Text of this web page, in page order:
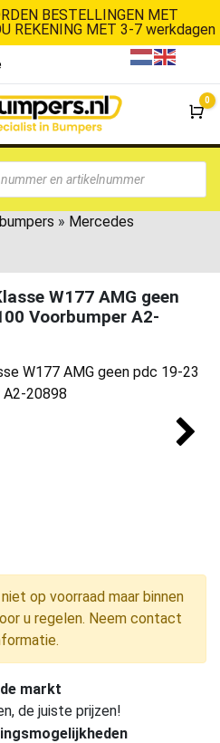
BESTELLINGEN MET
REKENING MET 3-7 werkdagen
De
0
» Mercedes
W177 AMG geen
Voorbumper A2-
op voorraad maar binnen
u regelen. Neem contact
markt
de juiste prijzen!